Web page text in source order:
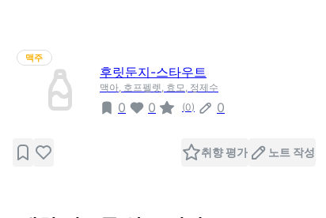
맥주
후릿둔지-스타우트
맥아, 호프펠렛, 효모, 정제수
0 0 (0) 0
취향 평가 노트 작성